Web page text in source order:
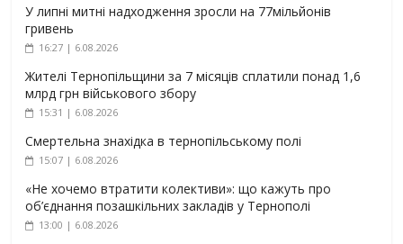
У липні митні надходження зросли на 77мільйонів
гривень
16:27 | 6.08.2026
Жителі Тернопільщини за 7 місяців сплатили понад 1,6
млрд грн військового збору
15:31 | 6.08.2026
Смертельна знахідка в тернопільському полі
15:07 | 6.08.2026
«Не хочемо втратити колективи»: що кажуть про
об’єднання позашкільних закладів у Тернополі
13:00 | 6.08.2026